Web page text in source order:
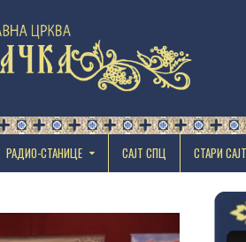
РАДИО-СТАНИЦЕ САЈТ СПЦ СТАРИ САЈТ